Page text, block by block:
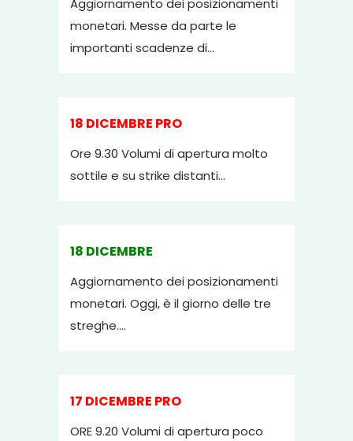
Aggiornamento dei posizionamenti
monetari. Messe da parte le
importanti scadenze di...
18 DICEMBRE PRO
Ore 9.30 Volumi di apertura molto
sottile e su strike distanti...
18 DICEMBRE
Aggiornamento dei posizionamenti
monetari. Oggi, è il giorno delle tre
streghe....
17 DICEMBRE PRO
ORE 9.20 Volumi di apertura poco